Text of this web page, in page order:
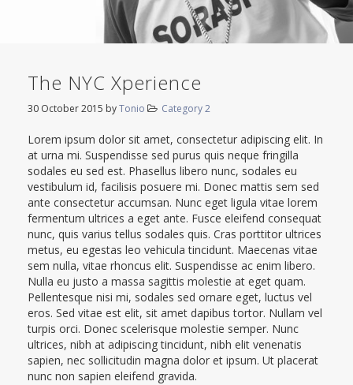
The NYC Xperience
30 October 2015 byTonio Category 2
Lorem ipsum dolor sit amet, consectetur adipiscing elit. In
at urna mi. Suspendisse sed purus quis neque fringilla
sodales eu sed est. Phasellus libero nunc, sodales eu
vestibulum id, facilisis posuere mi. Donec mattis sem sed
ante consectetur accumsan. Nunc eget ligula vitae lorem
fermentum ultrices a eget ante. Fusce eleifend consequat
nunc, quis varius tellus sodales quis. Cras porttitor ultrices
metus, eu egestas leo vehicula tincidunt. Maecenas vitae
sem nulla, vitae rhoncus elit. Suspendisse ac enim libero.
Nulla eu justo a massa sagittis molestie at eget quam.
Pellentesque nisi mi, sodales sed ornare eget, luctus vel
eros. Sed vitae est elit, sit amet dapibus tortor. Nullam vel
turpis orci. Donec scelerisque molestie semper. Nunc
ultrices, nibh at adipiscing tincidunt, nibh elit venenatis
sapien, nec sollicitudin magna dolor et ipsum. Ut placerat
nunc non sapien eleifend gravida.